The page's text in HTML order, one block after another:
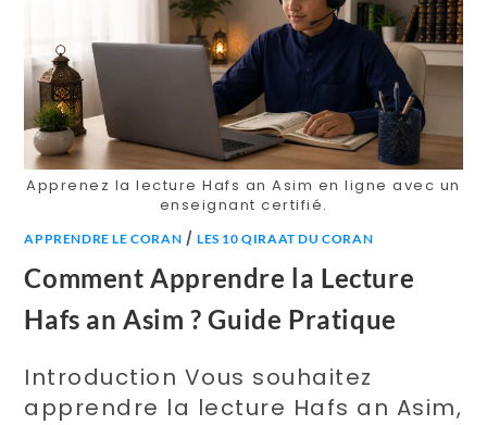
Apprenez la lecture Hafs an Asim en ligne avec un
enseignant certifié.
APPRENDRE LE CORAN /LES 10 QIRAAT DU CORAN
Comment Apprendre la Lecture
Hafs an Asim ? Guide Pratique
Introduction Vous souhaitez
apprendre la lecture Hafs an Asim,